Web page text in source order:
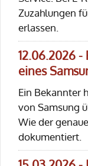
Zuzahlungen
erlassen.
12.06.2026
eines
Ein Bekannter
von Samsung
Wie der
dokumentiert.